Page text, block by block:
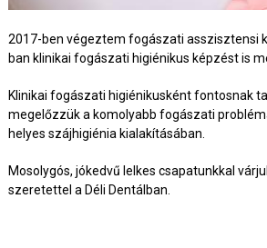
2017-ben végeztem fogászati asszisztensi
ban klinikai fogászati higiénikus képzést is
Klinikai fogászati higiénikusként fontosnak
megelőzzük a komolyabb fogászati
helyes szájhigiénia kialakításában.
Mosolygós, jókedvű lelkes csapatunkkal
szeretettel a Déli Dentálban.